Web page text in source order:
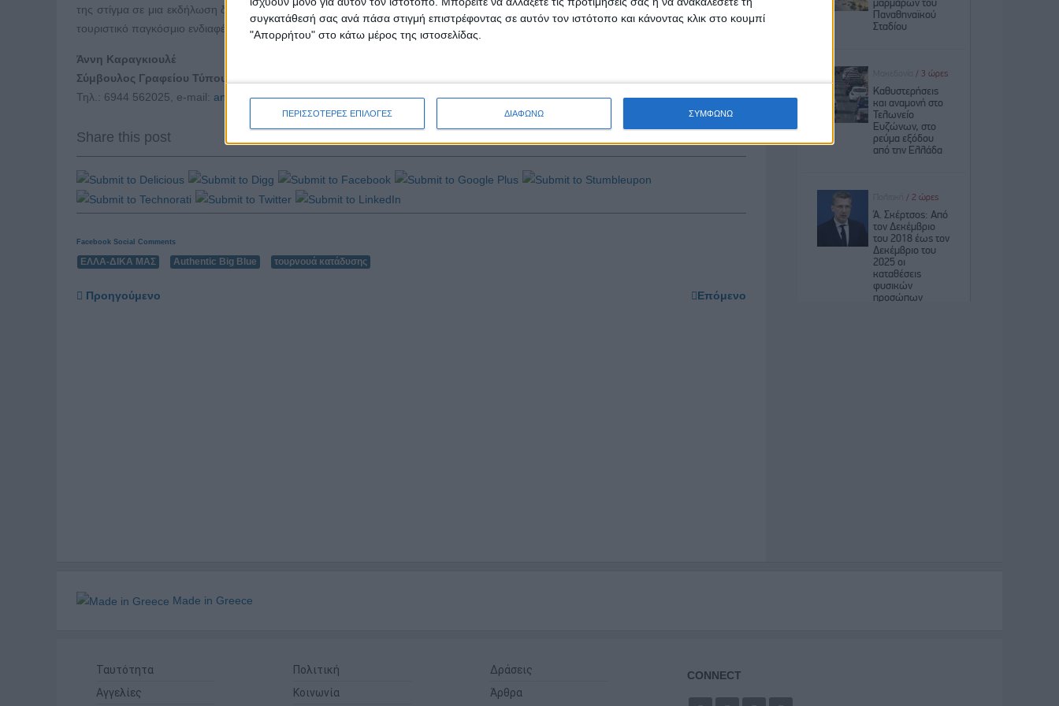
συγκατάθεσή σας ανά πάσα στιγμή επιστρέφοντας σε αυτόν τον ιστότοπο και κάνοντας κλικ στο κουμπί
"Απορρήτου" στο κάτω μέρος της ιστοσελίδας.
ΠΕΡΙΣΣΟΤΕΡΕΣ ΕΠΙΛΟΓΕΣ ΔΙΑΦΩΝΩ ΣΥΜΦΩΝΩ
της στίγμα σε μια εκδήλωση διεθνούς βεληνεκούς, που προωθεί την έννοια της ελληνικής αυθεντικότητας, προσελκύει το αθλητικό και
τουριστικό παγκόσμιο ενδιαφέρον και συντελεί σε μια βιωματική γαστρονομική εμπειρία για τους συμμετέχοντες.
Άννη Καραγκιουλέ
Σύμβουλος Γραφείου Τύπου και Δημοσίων Σχέσεων
Τηλ.: 6944 562025, e-mail: anniekaragioule@ella-dikamas.gr,http://ella-dikamas.gr/
Share this post
Facebook Social Comments
ΕΛΛΑ-ΔΙΚΑ ΜΑΣ Authentic Big Blue τουρνουά κατάδυσης
Προηγούμενο Επόμενο
Made in Greece
Ταυτότητα
Αγγελίες
Πολιτική
Κοινωνία
Δράσεις
Άρθρα
CONNECT